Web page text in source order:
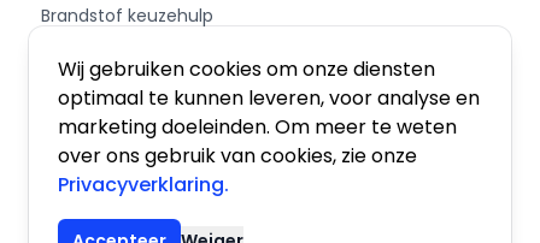
Wij gebruiken cookies om onze diensten
optimaal te kunnen leveren, voor analyse en
marketing doeleinden. Om meer te weten
over ons gebruik van cookies, zie onze
Privacyverklaring.
Brandstof keuzehulp
Schakel of automaat?
Private Leasen,
Financieren of Kopen?